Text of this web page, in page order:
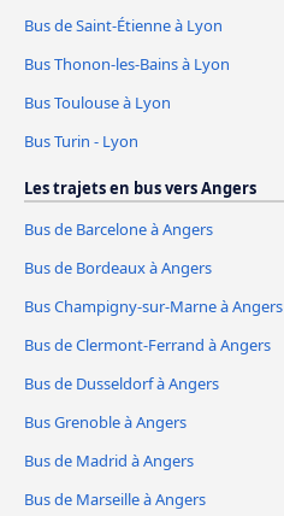
Bus de Saint-Étienne à Lyon
Bus Thonon-les-Bains à Lyon
Bus Toulouse à Lyon
Bus Turin - Lyon
Les trajets en bus vers Angers
Bus de Barcelone à Angers
Bus de Bordeaux à Angers
Bus Champigny-sur-Marne à Angers
Bus de Clermont-Ferrand à Angers
Bus de Dusseldorf à Angers
Bus Grenoble à Angers
Bus de Madrid à Angers
Bus de Marseille à Angers